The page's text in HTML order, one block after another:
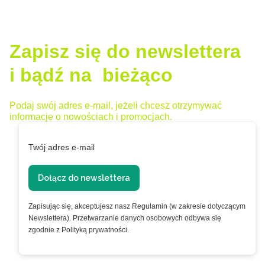
Zapisz się do newslettera
i bądź na bieżąco
Podaj swój adres e-mail, jeżeli chcesz otrzymywać
informacje o nowościach i promocjach.
Twój adres e-mail
Dołącz do newslettera
Zapisując się, akceptujesz nasz Regulamin (w zakresie dotyczącym
Newslettera). Przetwarzanie danych osobowych odbywa się
zgodnie z Polityką prywatności.